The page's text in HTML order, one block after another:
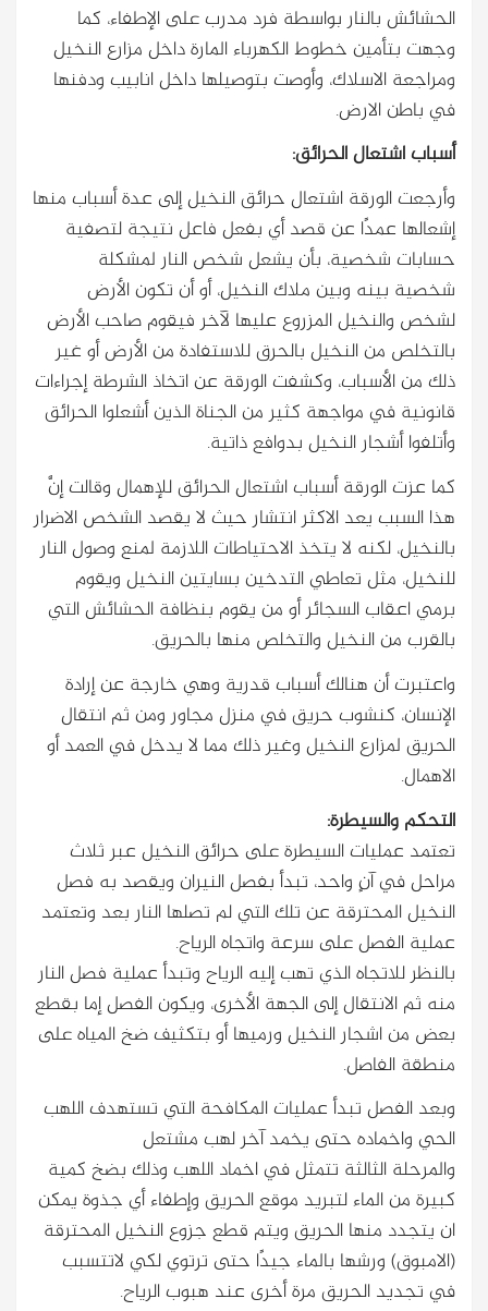
الحشائش بالنار بواسطة فرد مدرب على الإطفاء، كما
وجهت بتأمين خطوط الكهرباء المارة داخل مزارع النخيل
ومراجعة الاسلاك، وأوصت بتوصيلها داخل انابيب ودفنها
في باطن الارض.
أسباب اشتعال الحرائق:
وأرجعت الورقة اشتعال حرائق النخيل إلى عدة أسباب منها
إشعالها عمدًا عن قصد أي بفعل فاعل نتيجة لتصفية
حسابات شخصية، بأن يشعل شخص النار لمشكلة
شخصية بينه وبين ملاك النخيل، أو أن تكون الأرض
لشخص والنخيل المزروع عليها لآخر فيقوم صاحب الأرض
بالتخلص من النخيل بالحرق للاستفادة من الأرض أو غير
ذلك من الأسباب، وكشفت الورقة عن اتخاذ الشرطة إجراءات
قانونية في مواجهة كثير من الجناة الذين أشعلوا الحرائق
وأتلفوا أشجار النخيل بدوافع ذاتية.
كما عزت الورقة أسباب اشتعال الحرائق للإهمال وقالت إنَّ
هذا السبب يعد الاكثر انتشار حيث لا يقصد الشخص الاضرار
بالنخيل، لكنه لا يتخذ الاحتياطات اللازمة لمنع وصول النار
للنخيل، مثل تعاطي التدخين بسايتين النخيل ويقوم
برمي اعقاب السجائر أو من يقوم بنظافة الحشائش التي
بالقرب من النخيل والتخلص منها بالحريق.
واعتبرت أن هنالك أسباب قدرية وهي خارجة عن إرادة
الإنسان، كنشوب حريق في منزل مجاور ومن ثم انتقال
الحريق لمزارع النخيل وغير ذلك مما لا يدخل في العمد أو
الاهمال.
التحكم والسيطرة:
تعتمد عمليات السيطرة على حرائق النخيل عبر ثلاث
مراحل في آنٍ واحد، تبدأ بفصل النيران ويقصد به فصل
النخيل المحترقة عن تلك التي لم تصلها النار بعد وتعتمد
عملية الفصل على سرعة واتجاه الرياح.
بالنظر للاتجاه الذي تهب إليه الرياح وتبدأ عملية فصل النار
منه ثم الانتقال إلى الجهة الأخرى، ويكون الفصل إما بقطع
بعض من اشجار النخيل ورميها أو بتكثيف ضخ المياه على
منطقة الفاصل.
وبعد الفصل تبدأ عمليات المكافحة التي تستهدف اللهب
الحي واخماده حتى يخمد آخر لهب مشتعل
والمرحلة الثالثة تتمثل في اخماد اللهب وذلك بضخ كمية
كبيرة من الماء لتبريد موقع الحريق وإطفاء أي جذوة يمكن
ان يتجدد منها الحريق ويتم قطع جزوع النخيل المحترقة
(الامبوق) ورشها بالماء جيدًا حتى ترتوي لكي لاتتسبب
في تجديد الحريق مرة أخرى عند هبوب الرياح.